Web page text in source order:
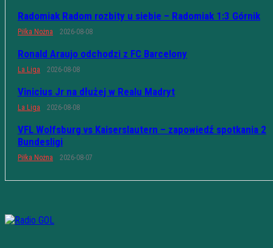
Radomiak Radom rozbity u siebie – Radomiak 1:3 Górnik
Piłka Nożna 2026-08-08
Ronald Araujo odchodzi z FC Barcelony
La Liga 2026-08-08
Vinicius Jr na dłużej w Realu Madryt
La Liga 2026-08-08
VFL Wolfsburg vs Kaiserslautern – zapowiedź spotkania 2
Bundesligi
Piłka Nożna 2026-08-07